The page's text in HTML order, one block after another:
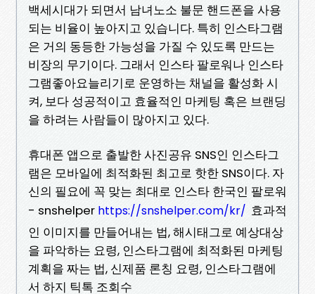
백세시대가 되면서 남녀노소 불문 핸드폰을 사용
되는 비율이 높아지고 있습니다. 특히 인스타그램
은 거의 동등한 가능성을 가질 수 있도록 만드는
비장의 무기이다. 그래서 인스타 팔로워나 인스타
그램좋아요늘리기로 운영하는 채널을 활성화 시
켜, 보다 성공적이고 효율적인 마케팅 혹은 브랜딩
을 하려는 사람들이 많아지고 있다.
휴대폰 앱으로 출발한 사진공유 SNS인 인스타그
램은 모바일에 최적화된 최고로 핫한 SNS이다. 자
신의 필요에 꼭 맞는 최대로 인스타 한국인 팔로워
- snshelper https://snshelper.com/kr/ 효과적
인 이미지를 만들어내는 법, 해시태그로 예상대상
을 파악하는 요령, 인스타그램에 최적화된 마케팅
계획을 짜는 법, 신제품 론칭 요령, 인스타그램에
서 하지 틱톡 조회수